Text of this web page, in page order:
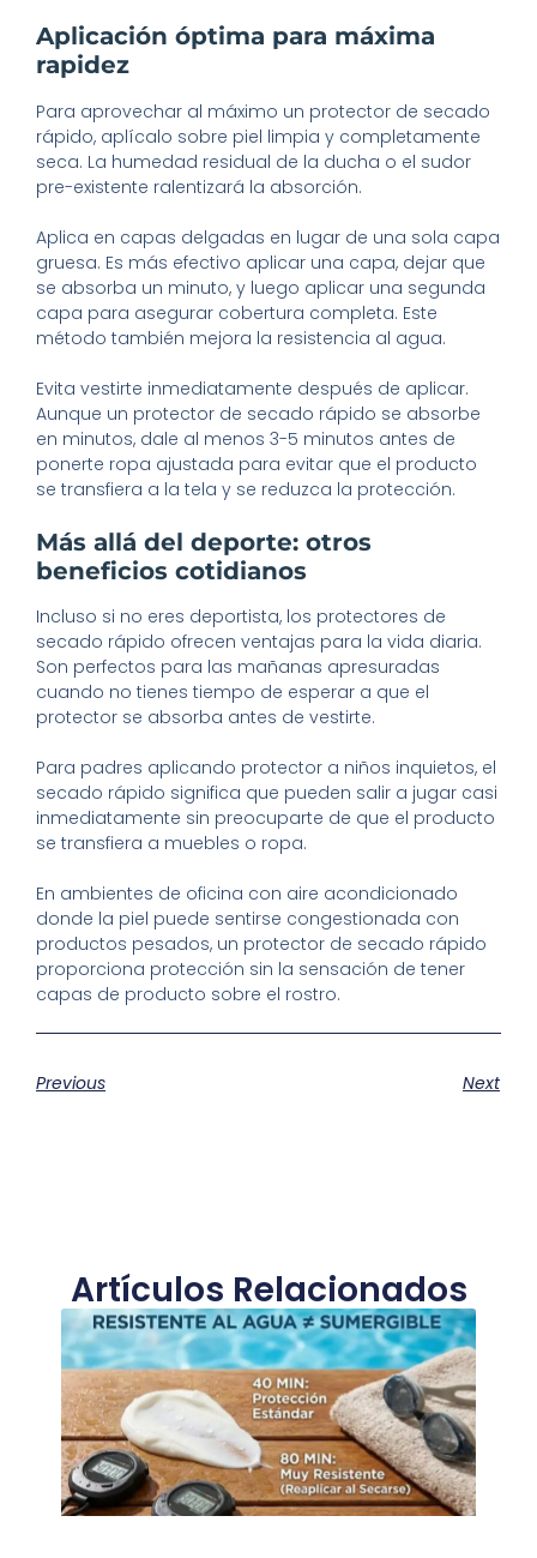
Aplicación óptima para máxima
rapidez
Para aprovechar al máximo un protector de secado
rápido, aplícalo sobre piel limpia y completamente
seca. La humedad residual de la ducha o el sudor
pre-existente ralentizará la absorción.
Aplica en capas delgadas en lugar de una sola capa
gruesa. Es más efectivo aplicar una capa, dejar que
se absorba un minuto, y luego aplicar una segunda
capa para asegurar cobertura completa. Este
método también mejora la resistencia al agua.
Evita vestirte inmediatamente después de aplicar.
Aunque un protector de secado rápido se absorbe
en minutos, dale al menos 3-5 minutos antes de
ponerte ropa ajustada para evitar que el producto
se transfiera a la tela y se reduzca la protección.
Más allá del deporte: otros
beneficios cotidianos
Incluso si no eres deportista, los protectores de
secado rápido ofrecen ventajas para la vida diaria.
Son perfectos para las mañanas apresuradas
cuando no tienes tiempo de esperar a que el
protector se absorba antes de vestirte.
Para padres aplicando protector a niños inquietos, el
secado rápido significa que pueden salir a jugar casi
inmediatamente sin preocuparte de que el producto
se transfiera a muebles o ropa.
En ambientes de oficina con aire acondicionado
donde la piel puede sentirse congestionada con
productos pesados, un protector de secado rápido
proporciona protección sin la sensación de tener
capas de producto sobre el rostro.
Previous Next
Artículos Relacionados